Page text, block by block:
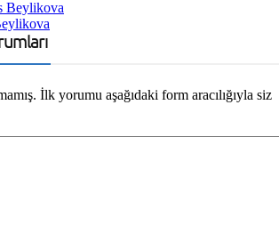
İlk yorumu aşağıdaki form aracılığıyla siz